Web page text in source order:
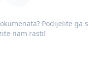
Podijelite ga s
nam rasti!